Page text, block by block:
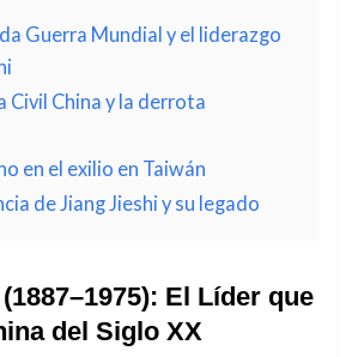
Guerra Mundial y el liderazgo
Civil China y la derrota
en el exilio en Taiwán
de Jiang Jieshi y su legado
El Líder que
del Siglo XX